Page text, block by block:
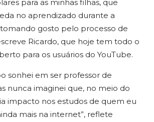
para as minhas filhas, que
no aprendizado durante a
gosto pelo processo de
Ricardo, que hoje tem todo o
para os usuários do YouTube.
sonhei em ser professor de
nunca imaginei que, no meio do
impacto nos estudos de quem eu
mais na internet”, reflete